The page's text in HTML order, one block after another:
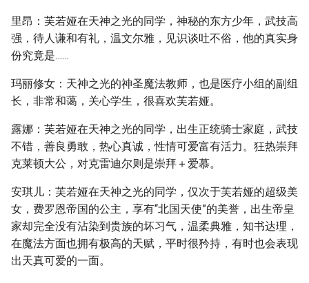
里昂：芙若娅在天神之光的同学，神秘的东方少年，武技高
强，待人谦和有礼，温文尔雅，见识谈吐不俗，他的真实身
份究竟是……
玛丽修女：天神之光的神圣魔法教师，也是医疗小组的副组
长，非常和蔼，关心学生，很喜欢芙若娅。
露娜：芙若娅在天神之光的同学，出生正统骑士家庭，武技
不错，善良勇敢，热心真诚，性情可爱富有活力。狂热崇拜
克莱顿大公，对克雷迪尔则是崇拜＋爱慕。
安琪儿：芙若娅在天神之光的同学，仅次于芙若娅的超级美
女，费罗恩帝国的公主，享有“北国天使”的美誉，出生帝皇
家却完全没有沾染到贵族的坏习气，温柔典雅，知书达理，
在魔法方面也拥有极高的天赋，平时很矜持，有时也会表现
出天真可爱的一面。